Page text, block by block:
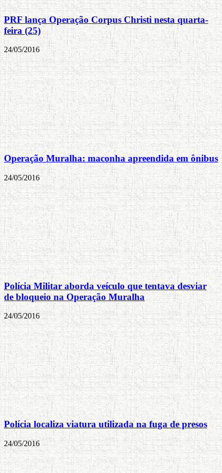
PRF lança Operação Corpus Christi nesta quarta-
feira (25)
24/05/2016
Operação Muralha: maconha apreendida em ônibus
24/05/2016
Polícia Militar aborda veículo que tentava desviar
de bloqueio na Operação Muralha
24/05/2016
Polícia localiza viatura utilizada na fuga de presos
24/05/2016